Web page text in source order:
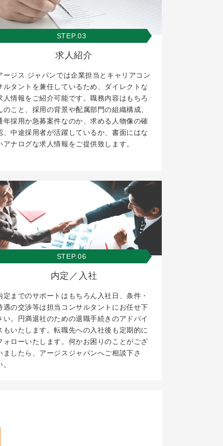
STEP.03
求人紹介
ージス ジャパンでは企業担当とキャリアコン
ルタントを兼任しているため、ダイレクトな
人情報をご紹介可能です。職務内容はもちろ
のこと、採用の背景や配属部門の組織構成、
年採用か急募案件なのか、求める人物像の確
、中途採用者が活躍しているか、書面にはな
アナログな求人情報をご提供致します。
STEP.06
内定／入社
定までのサポートはもちろん入社日、条件・
遇の交渉等は担当コンサルタントにお任せ下
い。円満退社のための退職手続きのアドバイ
もいたします。転職先への入社後も定期的に
ォローいたします。何かお困りのことがござ
ましたら、アージスジャパンへご相談下さ
。